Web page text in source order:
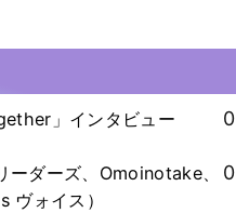
」インタビュー
0
ーダーズ、Omoinotake、
ォイス）
0